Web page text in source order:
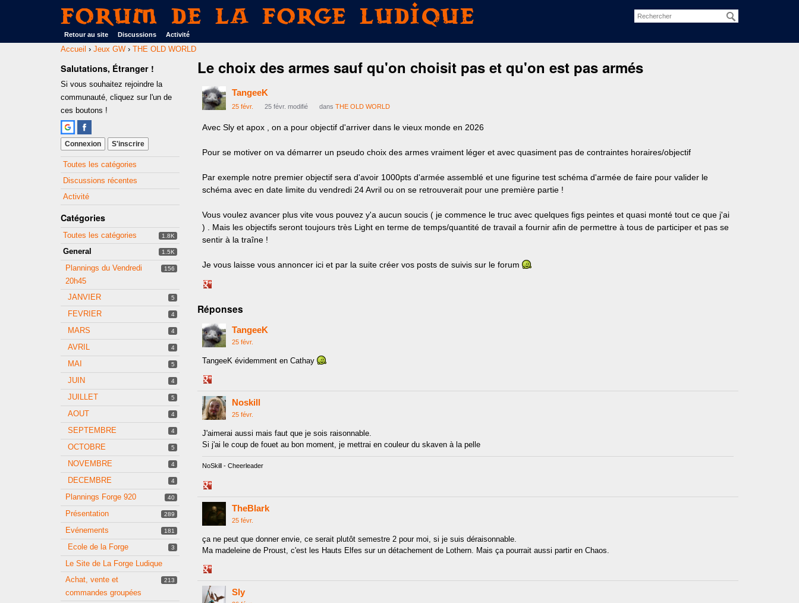
Forum de La Forge Ludique
Retour au site Discussions Activité
Accueil › Jeux GW › THE OLD WORLD
Salutations, Étranger !
Si vous souhaitez rejoindre la
communauté, cliquez sur l'un de
ces boutons !
Connexion S'inscrire
Quick
Links
Toutes les catégories
Discussions récentes
Activité
Catégories
1.8K
Toutes les catégories
1.5K
General
156
Plannings du Vendredi
20h45
5
JANVIER
4
FEVRIER
4
MARS
4
AVRIL
5
MAI
4
JUIN
5
JUILLET
4
AOUT
4
SEPTEMBRE
5
OCTOBRE
4
NOVEMBRE
4
DECEMBRE
40
Plannings Forge 920
289
Présentation
181
Evénements
3
Ecole de la Forge
Le Site de La Forge Ludique
213
Achat, vente et
commandes groupées
Le choix des armes sauf qu'on choisit pas et qu'on est pas armés
TangeeK
25 févr. 25 févr. modifié dans THE OLD WORLD
Avec Sly et apox , on a pour objectif d'arriver dans le vieux monde en 2026
Pour se motiver on va démarrer un pseudo choix des armes vraiment léger et avec quasiment pas de contraintes horaires/objectif
Par exemple notre premier objectif sera d'avoir 1000pts d'armée assemblé et une figurine test schéma d'armée de faire pour valider le
schéma avec en date limite du vendredi 24 Avril ou on se retrouverait pour une première partie !
Vous voulez avancer plus vite vous pouvez y'a aucun soucis ( je commence le truc avec quelques figs peintes et quasi monté tout ce que j'ai
) . Mais les objectifs seront toujours très Light en terme de temps/quantité de travail a fournir afin de permettre à tous de participer et pas se
sentir à la traîne !
Je vous laisse vous annoncer ici et par la suite créer vos posts de suivis sur le forum
Google+
Réponses
TangeeK
25 févr.
TangeeK évidemment en Cathay
on
Google+Noskill
25 févr.
J'aimerai aussi mais faut que je sois raisonnable.
Si j'ai le coup de fouet au bon moment, je mettrai en couleur du skaven à la pelle
NoSkill - Cheerleader
on
Google+TheBlark
25 févr.
ça ne peut que donner envie, ce serait plutôt semestre 2 pour moi, si je suis déraisonnable.
Ma madeleine de Proust, c'est les Hauts Elfes sur un détachement de Lothern. Mais ça pourrait aussi partir en Chaos.
on
Google+Sly